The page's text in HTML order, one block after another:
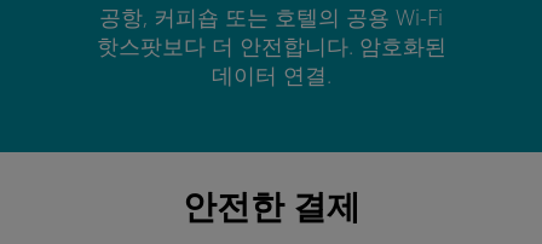
공항, 커피숍 또는 호텔의 공용 Wi-Fi
핫스팟보다 더 안전합니다. 암호화된
데이터 연결.
안전한 결제